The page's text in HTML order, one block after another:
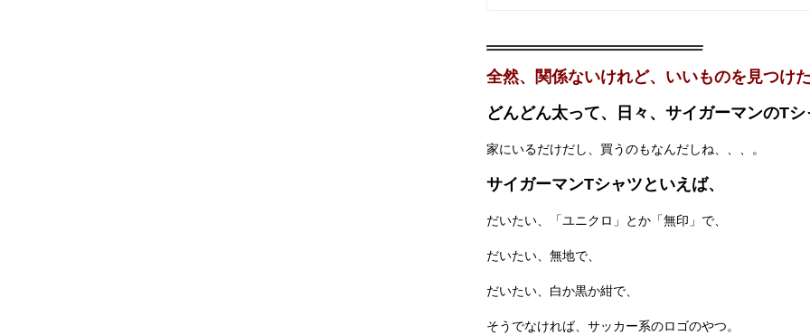
全然、関係ないけれど、いいものを見つけた
どんどん太って、日々、サイガーマンのTシ
家にいるだけだし、買うのもなんだしね、、、。
サイガーマンTシャツといえば、
だいたい、「ユニクロ」とか「無印」で、
だいたい、無地で、
だいたい、白か黒か紺で、
そうでなければ、サッカー系のロゴのやつ。